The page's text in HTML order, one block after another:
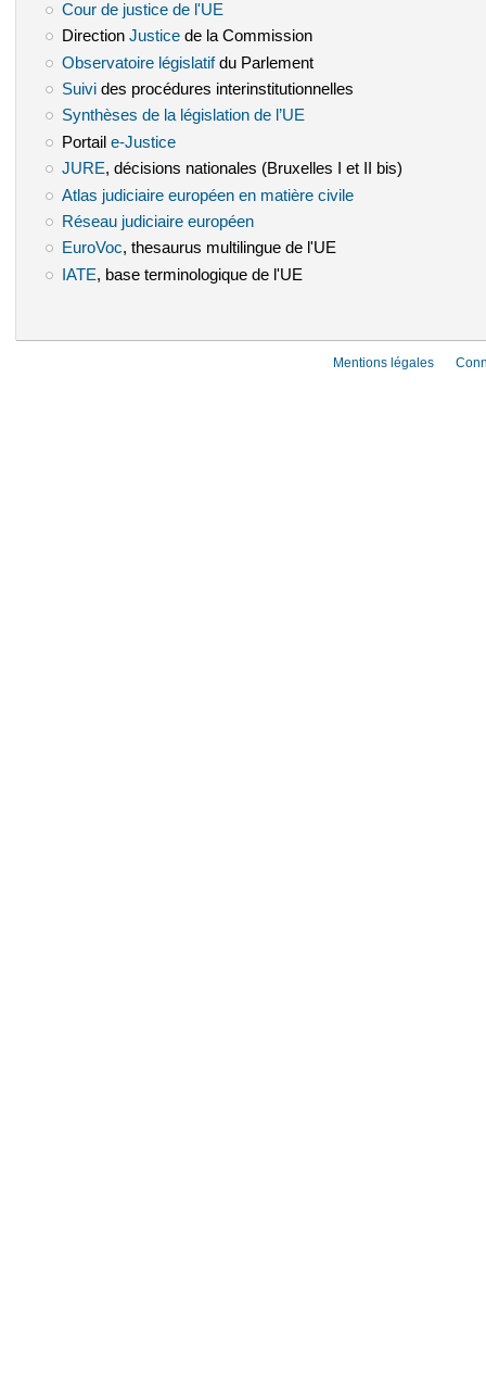
Cour de justice de l'UE
Direction Justice(le lien est externe)
de la Commission
Observatoire législatif(le lien est externe)
du Parlement
Suivi(le lien est externe)
des procédures interinstitutionnelles
Synthèses de la législation de l’UE
Portail e-Justice(le lien est externe)
JURE(le lien est externe)
, décisions nationales (Bruxelles I et II bis)
Atlas judiciaire européen en matière civile(le lien est externe)
Réseau judiciaire européen(le lien est externe)
EuroVoc(le lien est externe)
, thesaurus multilingue de l'UE
IATE (le lien est externe)
, base terminologique de l'UE
Mentions légales